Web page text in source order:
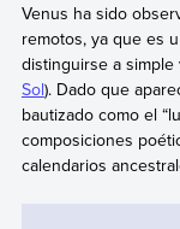
Venus ha sido
remotos, ya que es
distinguirse a
Sol). Dado que
bautizado como el
composiciones
calendarios